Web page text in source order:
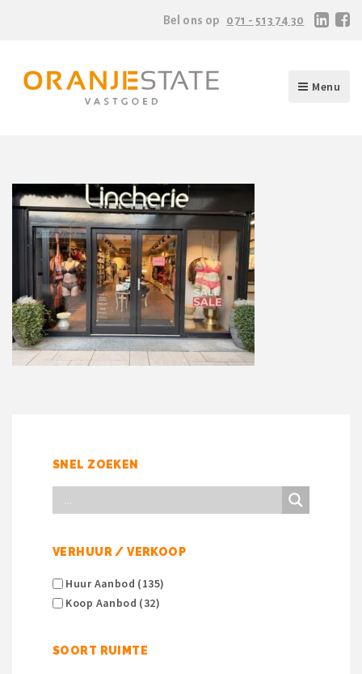
Bel ons op 071 - 513 74 30
Menu
SNEL ZOEKEN
VERHUUR / VERKOOP
Huur Aanbod (135)
Koop Aanbod (32)
SOORT RUIMTE